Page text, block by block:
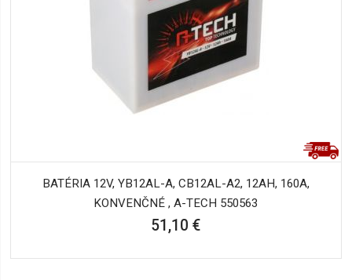
BATÉRIA 12V, YB12AL-A, CB12AL-A2, 12AH, 160A,
KONVENČNÉ , A-TECH 550563
51,10 €